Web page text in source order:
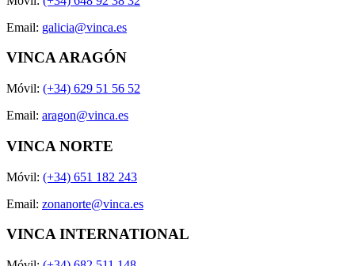
Email: galicia@vinca.es
VINCA ARAGÓN
Móvil: (+34) 629 51 56 52
Email: aragon@vinca.es
VINCA NORTE
Móvil: (+34) 651 182 243
Email: zonanorte@vinca.es
VINCA INTERNATIONAL